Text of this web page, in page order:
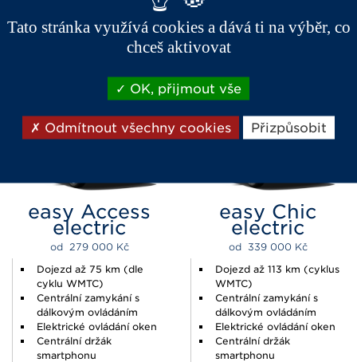
Zavazadlový prostor 1100
easy Access
electric
od 279 000 Kč
PŘIZPŮSOBIT
Dojezd až 75 km (dle
cyklu WMTC)
Centrální zamykání s
dálkovým ovládáním
Elektrické ovládání oken
Centrální držák
smartphonu
easy Chic
electric
od 339 000 Kč
Dojezd až 113 km (cyklus
WMTC)
Centrální zamykání s
dálkovým ovládáním
Elektrické ovládání oken
Centrální držák
smartphonu
Tato stránka využívá cookies a dává ti na výběr, co
chceš aktivovat
OK, přijmout vše
Odmítnout všechny cookies Přizpůsobit